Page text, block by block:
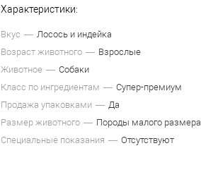
Характеристики:
Вкус
Лосось и индейка
Возраст животного
Взрослые
Животное
Собаки
Класс по ингредиентам
Супер-премиум
Продажа упаковками
Да
Размер животного
Породы малого размера
Специальные показания
Отсутствуют